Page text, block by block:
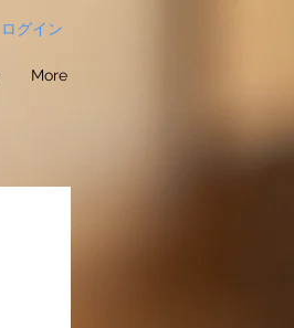
ログイン
More